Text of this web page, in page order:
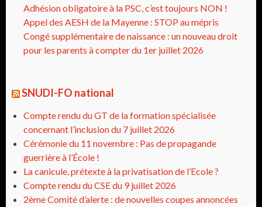
Adhésion obligatoire à la PSC, c’est toujours NON !
Appel des AESH de la Mayenne : STOP au mépris
Congé supplémentaire de naissance : un nouveau droit
pour les parents à compter du 1er juillet 2026
SNUDI-FO national
Compte rendu du GT de la formation spécialisée
concernant l’inclusion du 7 juillet 2026
Cérémonie du 11 novembre : Pas de propagande
guerrière à l’École !
La canicule, prétexte à la privatisation de l’Ecole ?
Compte rendu du CSE du 9 juillet 2026
2ème Comité d’alerte : de nouvelles coupes annoncées